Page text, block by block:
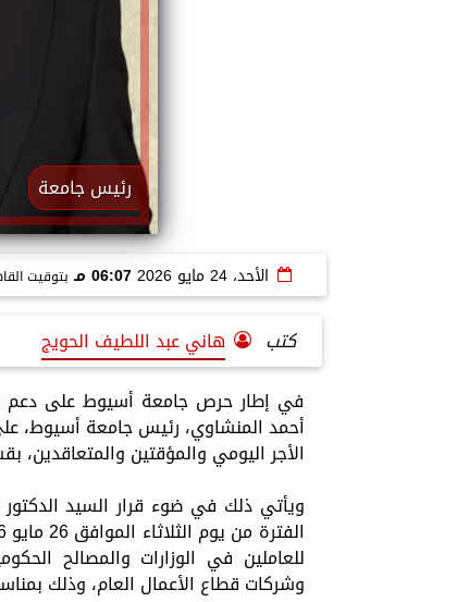
رئيس جامعة
الأحد، 24 مايو 2026 06:07 مـ بتوقيت
كتب هاني عبد اللطيف الحويج
في إطار حرص جامعة أسيوط على دعم
أحمد المنشاوي، رئيس جامعة أسيوط،
الأجر اليومي والمؤقتين والمتعاقدين،
للعاملين في الوزارات والمصالح
وشركات قطاع الأعمال العام، وذلك